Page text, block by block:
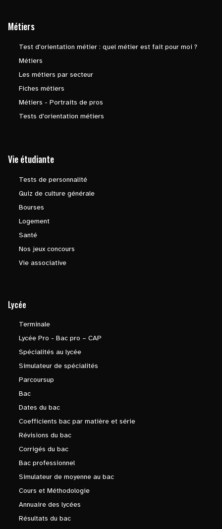
Métiers
Test d'orientation métier : quel métier est fait pour moi ?
Métiers
Les métiers par secteur
Fiches métiers
Métiers - Portraits de pros
Tests d'orientation métiers
Vie étudiante
Tests de personnalité
Quiz de culture générale
Bourses
Logement
Santé
Nos jeux concours
Vie associative
Lycée
Terminale
Lycée Pro - Bac pro – CAP
Spécialités au lycée
Simulateur de spécialités
Parcoursup
Bac
Dates du bac
Coefficients bac par matière et série
Révisions du bac
Corrigés du bac
Bac professionnel
Simulateur de moyenne au bac
Cours et Méthodologie
Annuaire des lycées
Résultats du bac